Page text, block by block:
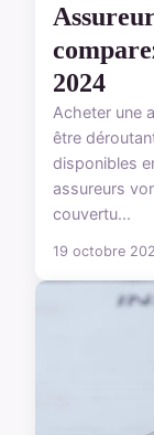
2024
Acheter une
être
disponibles
assureurs
couvertu...
19 octobre